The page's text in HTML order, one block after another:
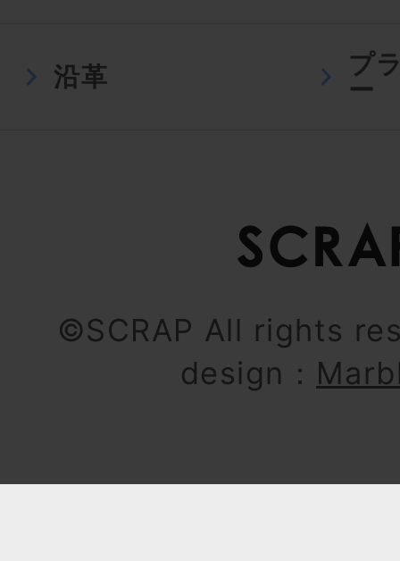
沿革
プ
ー
©SCRAP All rights
design：